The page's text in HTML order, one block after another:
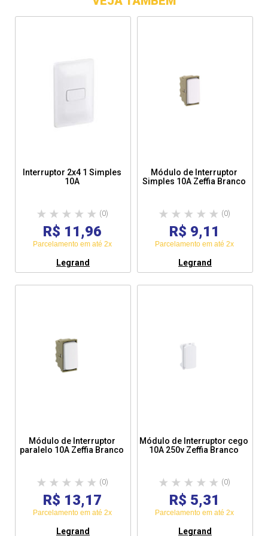
Interruptor 2x4 1 Simples
10A
(0)
R$ 11,96
Parcelamento em até 2x
Legrand
Módulo de Interruptor
Simples 10A Zeffia Branco
(0)
R$ 9,11
Parcelamento em até 2x
Legrand
Módulo de Interruptor
paralelo 10A Zeffia Branco
(0)
R$ 13,17
Parcelamento em até 2x
Legrand
Módulo de Interruptor cego
10A 250v Zeffia Branco
(0)
R$ 5,31
Parcelamento em até 2x
Legrand